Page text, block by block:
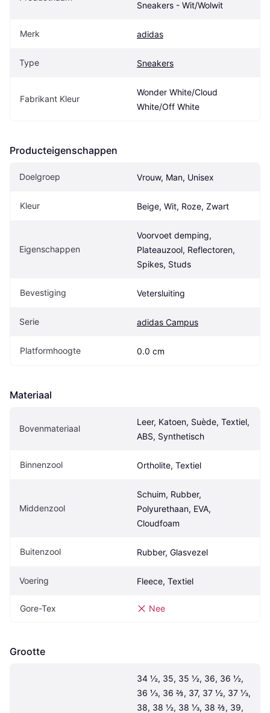
Sneakers - Wit/Wolwit
Merk adidas
Type Sneakers
Fabrikant Kleur
Wonder White/Cloud
White/Off White
Producteigenschappen
Doelgroep Vrouw, Man, Unisex
Kleur Beige, Wit, Roze, Zwart
Eigenschappen
Voorvoet demping,
Plateauzool, Reflectoren,
Spikes, Studs
Bevestiging Vetersluiting
Serie adidas Campus
Platformhoogte 0.0 cm
Materiaal
Bovenmateriaal
Leer, Katoen, Suède, Textiel,
ABS, Synthetisch
Binnenzool Ortholite, Textiel
Middenzool
Schuim, Rubber,
Polyurethaan, EVA,
Cloudfoam
Buitenzool Rubber, Glasvezel
Voering Fleece, Textiel
Gore-Tex Nee
Grootte
34 ½, 35, 35 ½, 36, 36 ½,
36 ⅓, 36 ⅔, 37, 37 ½, 37 ⅓,
38, 38 ½, 38 ⅓, 38 ⅔, 39,